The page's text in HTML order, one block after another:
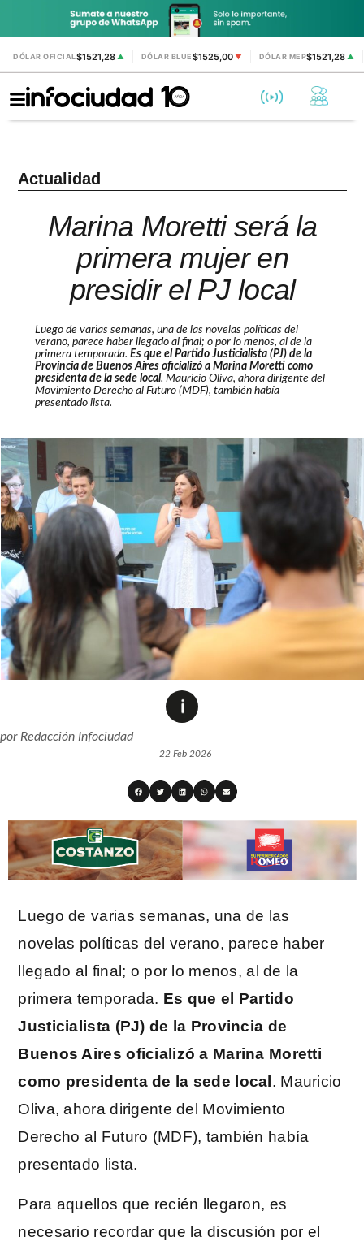
DÓLAR OFICIAL$1521,28 ▲ DÓLAR BLUE$1525,00 ▼ DÓLAR MEP$1521,28▲
Actualidad
Marina Moretti será la
primera mujer en
presidir el PJ local
Luego de varias semanas, una de las novelas políticas del
verano, parece haber llegado al final; o por lo menos, al de la
primera temporada. Es que el Partido Justicialista (PJ) de la
Provincia de Buenos Aires oficializó a Marina Moretti como
presidenta de la sede local. Mauricio Oliva, ahora dirigente del
Movimiento Derecho al Futuro (MDF), también había
presentado lista.
porRedacción Infociudad
22 Feb 2026
Luego de varias semanas, una de las
novelas políticas del verano, parece haber
llegado al final; o por lo menos, al de la
primera temporada. Es que el Partido
Justicialista (PJ) de la Provincia de
Buenos Aires oficializó a Marina Moretti
como presidenta de la sede local . Mauricio
Oliva, ahora dirigente del Movimiento
Derecho al Futuro (MDF), también había
presentado lista.
Para aquellos que recién llegaron, es
necesario recordar que la discusión por el